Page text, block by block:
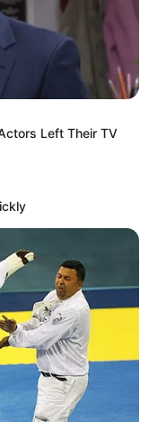
Left Their TV